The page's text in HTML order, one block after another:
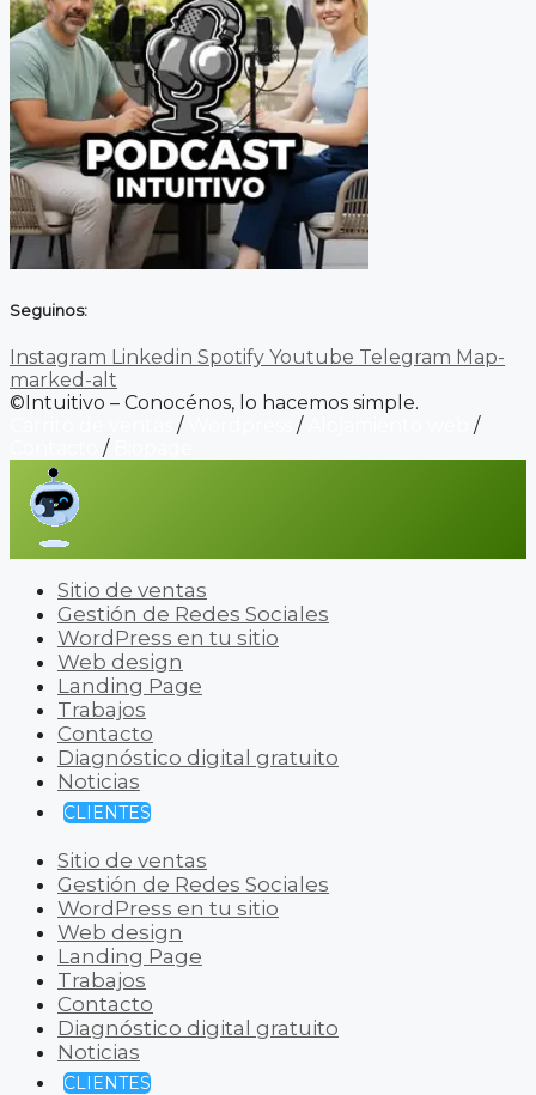
Seguinos:
Instagram Linkedin Spotify Youtube Telegram Map-
marked-alt
©Intuitivo – Conocénos, lo hacemos simple.
/ /
/
/
Sitio de ventas
Gestión de Redes Sociales
WordPress en tu sitio
Web design
Landing Page
Trabajos
Contacto
Diagnóstico digital gratuito
Noticias
CLIENTES
Sitio de ventas
Gestión de Redes Sociales
WordPress en tu sitio
Web design
Landing Page
Trabajos
Contacto
Diagnóstico digital gratuito
Noticias
CLIENTES